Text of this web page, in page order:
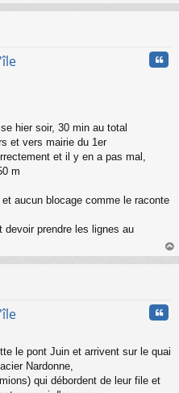
au
hier soir, 30 min au total
et vers mairie du 1er
et il y en a pas mal,
m
aucun blocage comme le raconte
devoir prendre les lignes au
au
le pont Juin et arrivent sur le quai
Nardonne,
qui débordent de leur file et